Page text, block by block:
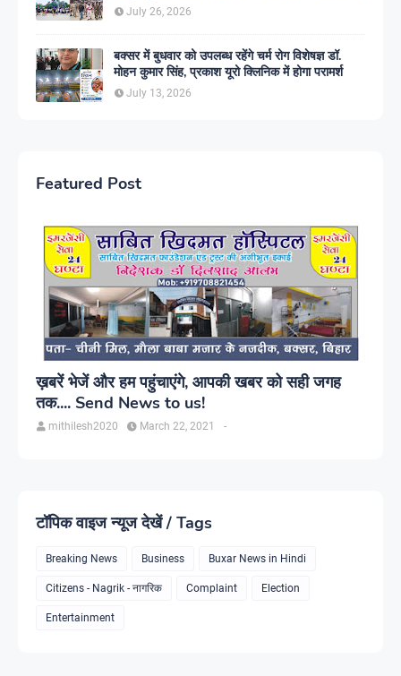
July 26, 2026
बक्सर में बुधवार को उपलब्ध रहेंगे चर्म रोग विशेषज्ञ डॉ.
मोहन कुमार सिंह, प्रकाश यूरो क्लिनिक में होगा परामर्श
July 13, 2026
Featured Post
ख़बरें भेजें और हम पहुंचाएंगे, आपकी खबर को सही जगह
तक.... Send News to us!
mithilesh2020 -
March 22, 2021
टॉपिक वाइज न्यूज देखें / Tags
Breaking News Business Buxar News in Hindi
Citizens - Nagrik - नागरिक Complaint Election
Entertainment